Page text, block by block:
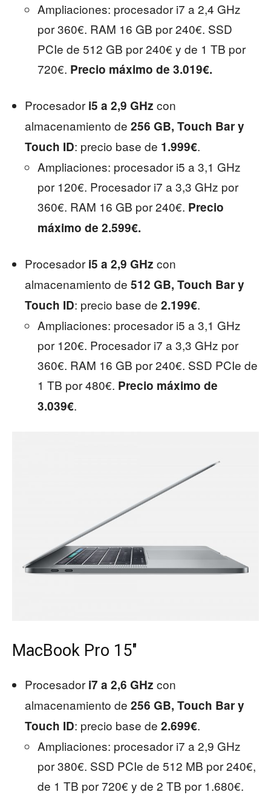
Ampliaciones: procesador i7 a 2,4 GHz
por 360€. RAM 16 GB por 240€. SSD
PCIe de 512 GB por 240€ y de 1 TB por
720€. Precio máximo de 3.019€.
Procesador i5 a 2,9 GHz con
almacenamiento de 256 GB, Touch Bar y
Touch ID: precio base de 1.999€.
Ampliaciones: procesador i5 a 3,1 GHz
por 120€. Procesador i7 a 3,3 GHz por
360€. RAM 16 GB por 240€. Precio
máximo de 2.599€.
Procesador i5 a 2,9 GHz con
almacenamiento de 512 GB, Touch Bar y
Touch ID: precio base de 2.199€.
Ampliaciones: procesador i5 a 3,1 GHz
por 120€. Procesador i7 a 3,3 GHz por
360€. RAM 16 GB por 240€. SSD PCIe de
1 TB por 480€. Precio máximo de
3.039€.
MacBook Pro 15″
Procesador i7 a 2,6 GHz con
almacenamiento de 256 GB, Touch Bar y
Touch ID: precio base de 2.699€.
Ampliaciones: procesador i7 a 2,9 GHz
por 380€. SSD PCIe de 512 MB por 240€,
de 1 TB por 720€ y de 2 TB por 1.680€.